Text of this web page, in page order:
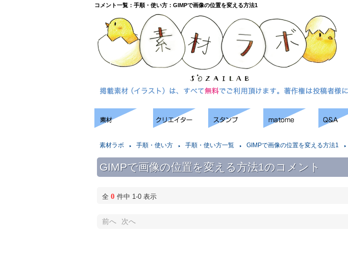
コメント一覧：手順・使い方：GIMPで画像の位置を変える方法1
素材ラボ 手順・使い方 手順・使い方一覧 GIMPで画像の位置を変える方法1
GIMPで画像の位置を変える方法1のコメント
全 0 件中 1-0 表示
前へ 次へ